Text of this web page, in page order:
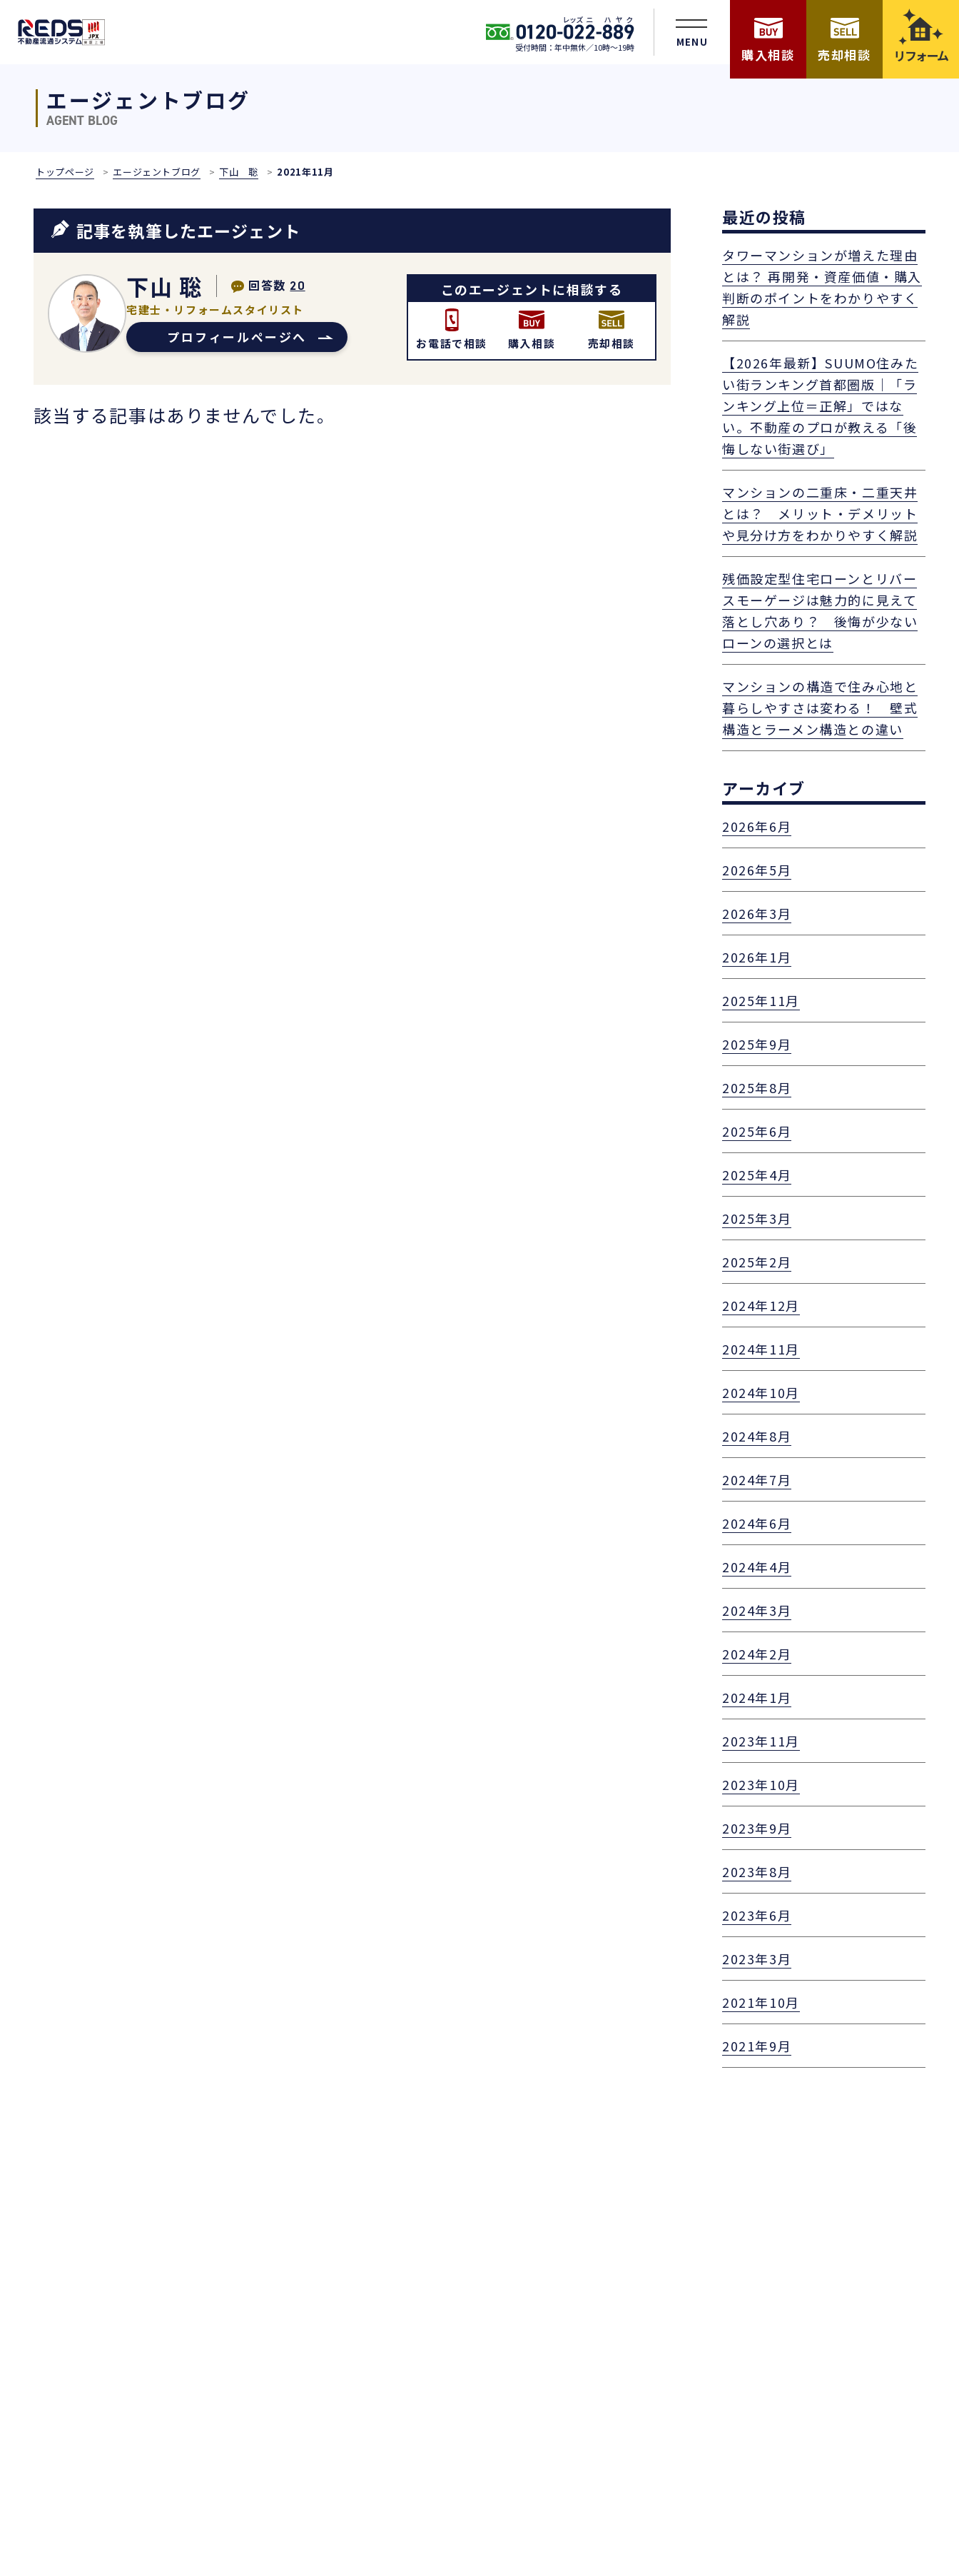
受付時間：年中無休／10時〜19時 MENU
購入相談 売却相談 リフォーム
エージェントブログ
AGENT BLOG
トップページ エージェントブログ 下山 聡 2021年11月
記事を執筆したエージェント
下山 聡 回答数 20
宅建士・リフォームスタイリスト
プロフィールページへ
このエージェントに相談する
お電話で相談 購入相談 売却相談
該当する記事はありませんでした。
最近の投稿
タワーマンションが増えた理由
とは？ 再開発・資産価値・購入
判断のポイントをわかりやすく
解説
【2026年最新】SUUMO住みた
い街ランキング首都圏版｜「ラ
ンキング上位＝正解」ではな
い。不動産のプロが教える「後
悔しない街選び」
マンションの二重床・二重天井
とは？ メリット・デメリット
や見分け方をわかりやすく解説
残価設定型住宅ローンとリバー
スモーゲージは魅力的に見えて
落とし穴あり？ 後悔が少ない
ローンの選択とは
マンションの構造で住み心地と
暮らしやすさは変わる！ 壁式
構造とラーメン構造との違い
アーカイブ
2026年6月
2026年5月
2026年3月
2026年1月
2025年11月
2025年9月
2025年8月
2025年6月
2025年4月
2025年3月
2025年2月
2024年12月
2024年11月
2024年10月
2024年8月
2024年7月
2024年6月
2024年4月
2024年3月
2024年2月
2024年1月
2023年11月
2023年10月
2023年9月
2023年8月
2023年6月
2023年3月
2021年10月
2021年9月